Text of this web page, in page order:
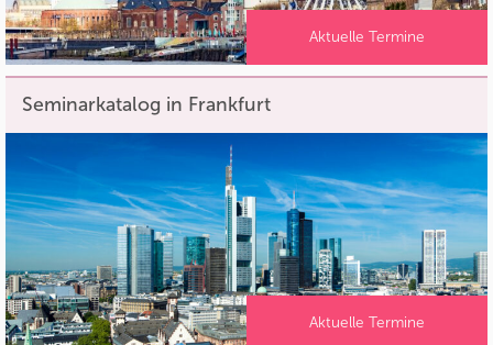
Aktuelle Termine
Seminarkatalog in Frankfurt
Aktuelle Termine